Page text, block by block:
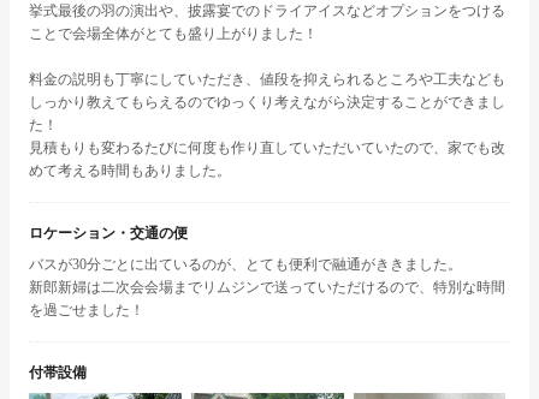
挙式最後の羽の演出や、披露宴でのドライアイスなどオプションをつける
ことで会場全体がとても盛り上がりました！
料金の説明も丁寧にしていただき、値段を抑えられるところや工夫なども
しっかり教えてもらえるのでゆっくり考えながら決定することができまし
た！
見積もりも変わるたびに何度も作り直していただいていたので、家でも改
めて考える時間もありました。
ロケーション・交通の便
バスが30分ごとに出ているのが、とても便利で融通がききました。
新郎新婦は二次会会場までリムジンで送っていただけるので、特別な時間
を過ごせました！
付帯設備